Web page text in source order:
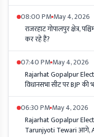
08:00 PM May 4, 2026
राजरहाट गोपालपुर क्षेत्र,
कर रहे हैं?
07:40 PM May 4, 2026
Rajarhat Gopalpur
विधानसभा सीट पर BJP की
06:30 PM May 4, 2026
Rajarhat Gopalpur
Tarunjyoti Tewari आगे,